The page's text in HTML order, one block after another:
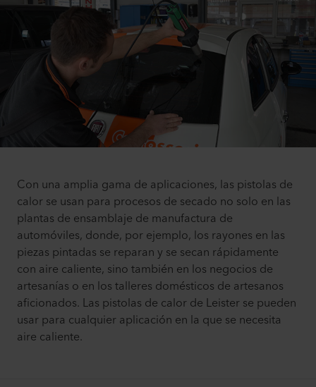
Con una amplia gama de aplicaciones, las pistolas de
calor se usan para procesos de secado no solo en las
plantas de ensamblaje de manufactura de
automóviles, donde, por ejemplo, los rayones en las
piezas pintadas se reparan y se secan rápidamente
con aire caliente, sino también en los negocios de
artesanías o en los talleres domésticos de artesanos
aficionados. Las pistolas de calor de Leister se pueden
usar para cualquier aplicación en la que se necesita
aire caliente.